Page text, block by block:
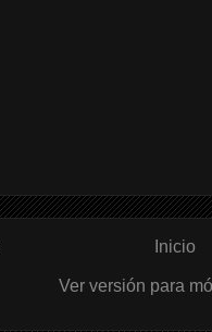
Inicio
Ver versión para